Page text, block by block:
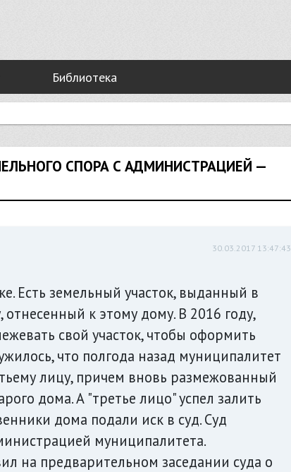
Библиотека
СПОРА С АДМИНИСТРАЦИЕЙ —
30.03.2017 13:47:43
Есть земельный участок, выданный в
к этому дому. В 2016 году,
свой участок, чтобы оформить
что полгода назад муниципалитет
лицу, причем вновь размежованный
дома. А "третье лицо" успел залить
дома подали иск в суд. Суд
муниципалитета.
на предварительном заседании суда о